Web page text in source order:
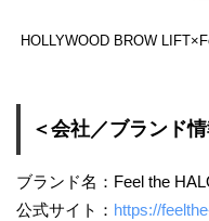
HOLLYWOOD BROW
＜会社／ブランド
ブランド名：Feel the
公式サイト： https://